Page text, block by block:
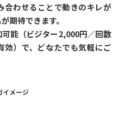
合わせることで動きのキレが
期待できます。
能（ビジター2,000円／回数
効）で、どなたでも気軽にご